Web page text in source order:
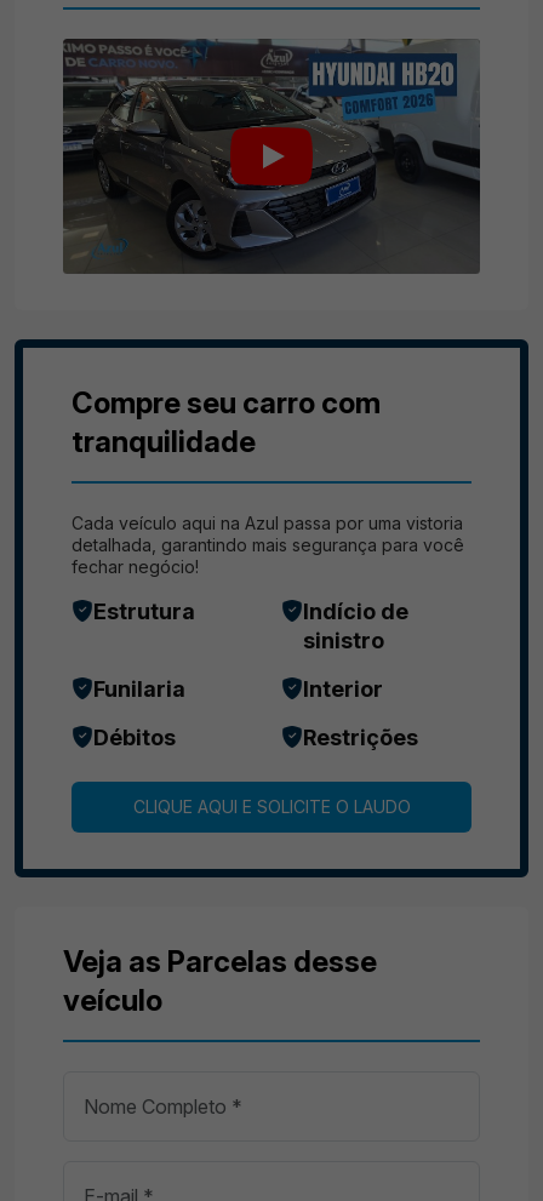
Compre seu carro com
tranquilidade
Cada veículo aqui na Azul passa por uma vistoria
detalhada, garantindo mais segurança para você
fechar negócio!
Estrutura
Indício de
sinistro
Funilaria
Interior
Débitos
Restrições
CLIQUE AQUI E SOLICITE O LAUDO
Veja as Parcelas desse
veículo